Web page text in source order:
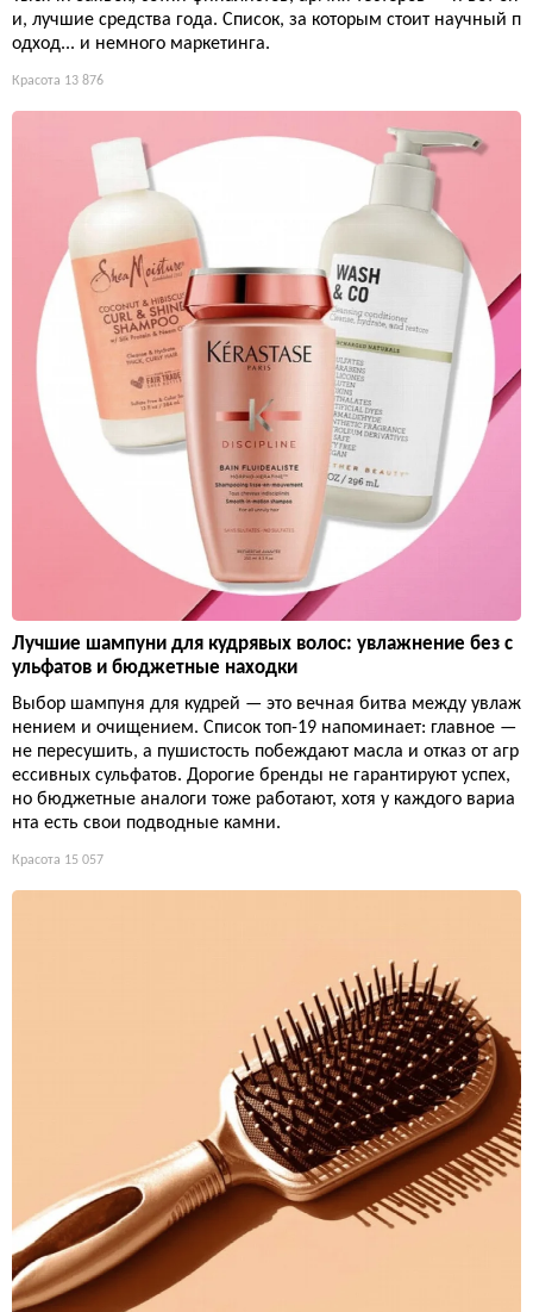
и, лучшие средства года. Список, за которым стоит научный п
одход... и немного маркетинга.
Красота 13 876
Лучшие шампуни для кудрявых волос: увлажнение без с
ульфатов и бюджетные находки
Выбор шампуня для кудрей — это вечная битва между увлаж
нением и очищением. Список топ-19 напоминает: главное —
не пересушить, а пушистость побеждают масла и отказ от агр
ессивных сульфатов. Дорогие бренды не гарантируют успех,
но бюджетные аналоги тоже работают, хотя у каждого вариа
нта есть свои подводные камни.
Красота 15 057